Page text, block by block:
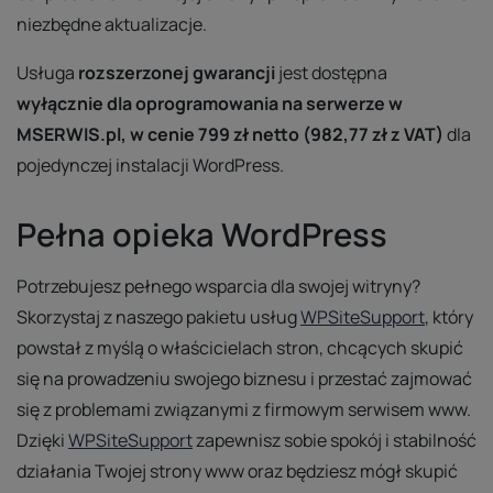
niezbędne aktualizacje.
Usługa rozszerzonej gwarancji jest dostępna
wyłącznie dla oprogramowania na serwerze w
MSERWIS.pl, w cenie 799 zł netto (982,77 zł z VAT) dla
pojedynczej instalacji WordPress.
Pełna opieka WordPress
Potrzebujesz pełnego wsparcia dla swojej witryny?
Skorzystaj z naszego pakietu usługWPSiteSupport, który
powstał z myślą o właścicielach stron, chcących skupić
się na prowadzeniu swojego biznesu i przestać zajmować
się z problemami związanymi z firmowym serwisem www.
DziękiWPSiteSupportzapewnisz sobie spokój i stabilność
działania Twojej strony www oraz będziesz mógł skupić